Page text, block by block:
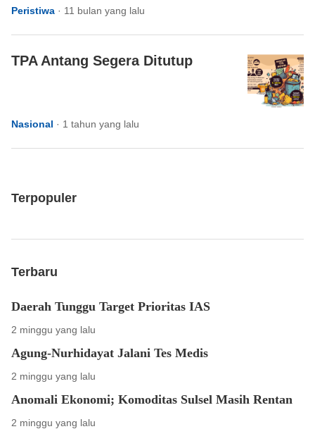
Peristiwa · 11 bulan yang lalu
TPA Antang Segera Ditutup
Nasional · 1 tahun yang lalu
Terpopuler
Terbaru
Daerah Tunggu Target Prioritas IAS
2 minggu yang lalu
Agung-Nurhidayat Jalani Tes Medis
2 minggu yang lalu
Anomali Ekonomi; Komoditas Sulsel Masih Rentan
2 minggu yang lalu